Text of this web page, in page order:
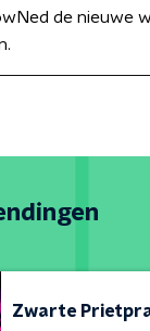
de nieuwe
Zwarte